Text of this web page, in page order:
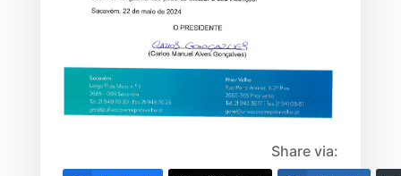
Share via: